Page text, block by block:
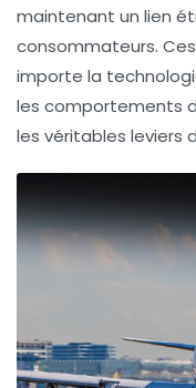
maintenant un lien
consommateurs.
importe la
les comportements
les véritables leviers